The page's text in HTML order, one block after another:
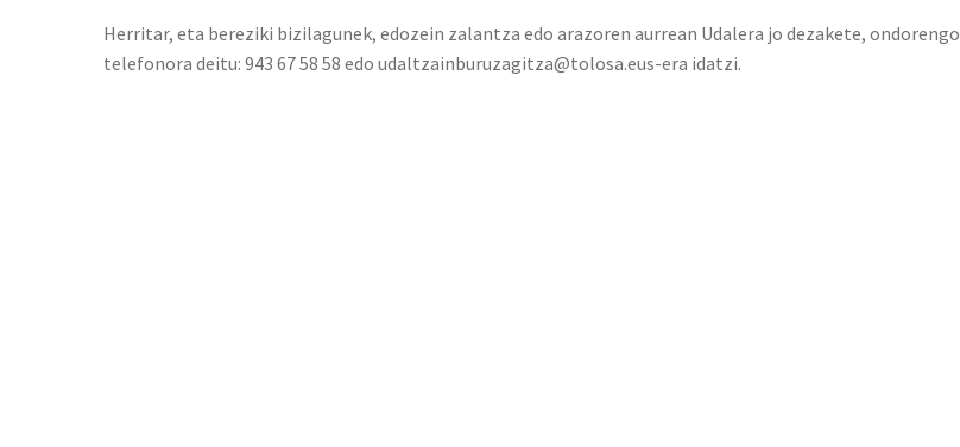
Herritar, eta bereziki bizilagunek, edozein zalantza edo arazoren aurrean Udalera jo dezakete, ondorengo
telefonora deitu: 943 67 58 58 edo udaltzainburuzagitza@tolosa.eus-era idatzi.